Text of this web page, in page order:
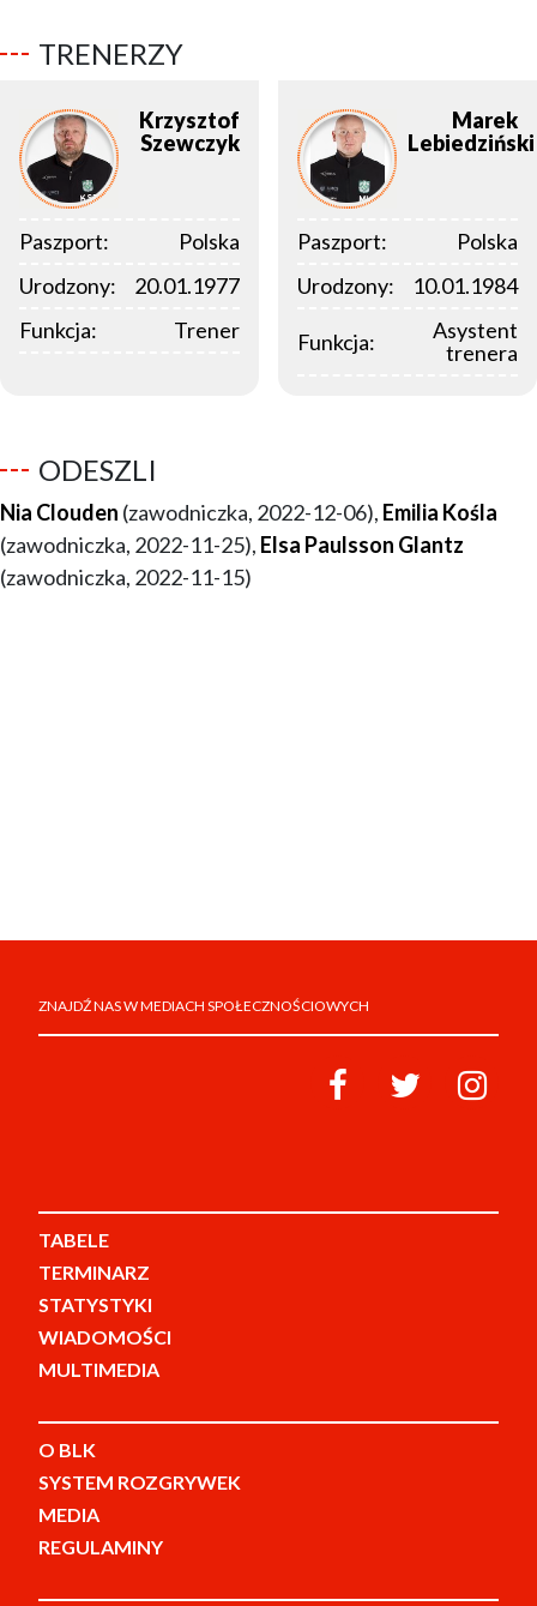
TRENERZY
Krzysztof
Szewczyk
Paszport:
Polska
Urodzony:
20.01.1977
Funkcja:
Trener
Marek
Lebiedziński
Paszport:
Polska
Urodzony:
10.01.1984
Funkcja:
Asystent
trenera
ODESZLI
Nia Clouden (zawodniczka, 2022-12-06), Emilia Kośla
(zawodniczka, 2022-11-25), Elsa Paulsson Glantz
(zawodniczka, 2022-11-15)
ZNAJDŹ NAS W MEDIACH SPOŁECZNOŚCIOWYCH
TABELE
TERMINARZ
STATYSTYKI
WIADOMOŚCI
MULTIMEDIA
O BLK
SYSTEM ROZGRYWEK
MEDIA
REGULAMINY